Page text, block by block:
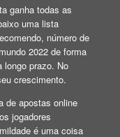
ganha todas as
uma lista
número de
2022 de forma
longo prazo. No
crescimento.
de apostas online
jogadores
é uma coisa